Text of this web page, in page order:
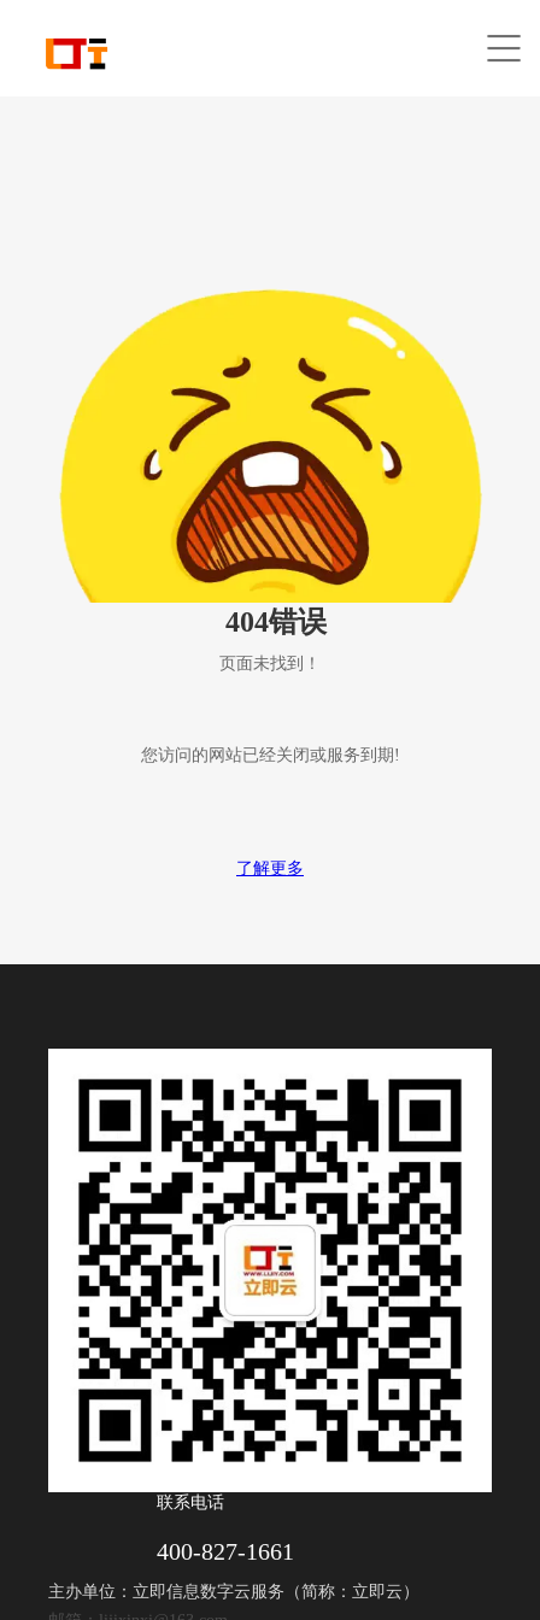
404错误
页面未找到！
您访问的网站已经关闭或服务到期!
了解更多
联系电话
400-827-1661
主办单位：立即信息数字云服务（简称：立即云）